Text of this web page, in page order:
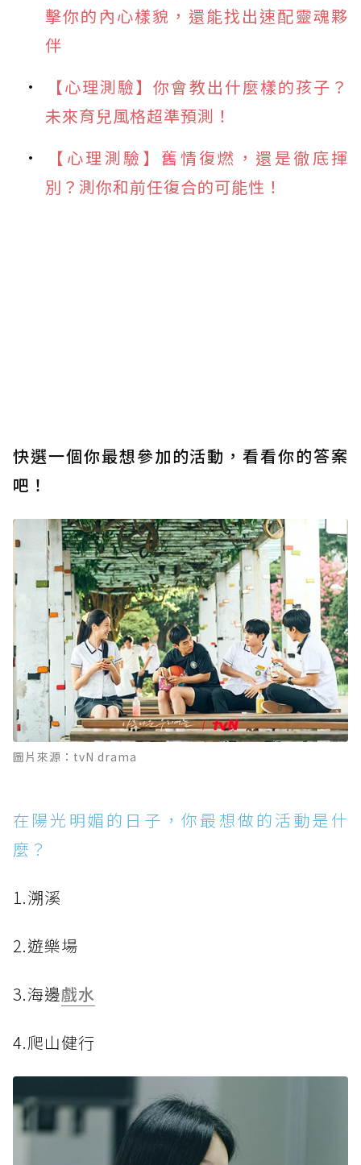
擊你的內心樣貌，還能找出速配靈魂夥
伴
【心理測驗】你會教出什麼樣的孩子？
未來育兒風格超準預測！
【心理測驗】舊情復燃，還是徹底揮
別？測你和前任復合的可能性！
快選一個你最想參加的活動，看看你的答案
吧！
圖片來源：tvN drama
在陽光明媚的日子，你最想做的活動是什
麼？
1.溯溪
2.遊樂場
3.海邊戲水
4.爬山健行